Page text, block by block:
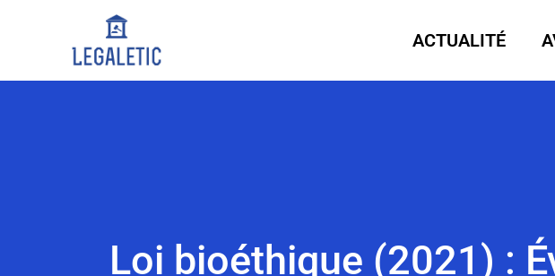
ACTUALITÉ
Loi bioéthique (2021) :